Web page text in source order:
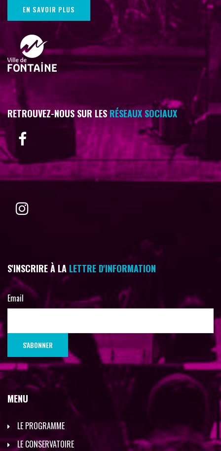
EN SAVOIR PLUS
RETROUVEZ-NOUS SUR LESRÉSEAUX SOCIAUX
S'INSCRIRE À LA LETTRE D'INFORMATION
Email
MENU
LE PROGRAMME
LE CONSERVATOIRE